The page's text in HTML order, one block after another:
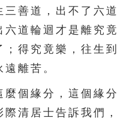
454 455
459 460
善道，出不了六道
道輪迴才是離究竟
得究竟樂，往生到
離苦。
個緣分，這個緣分
清居士告訴我們，